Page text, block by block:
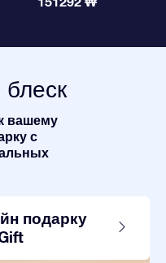
вашему
с
подарку